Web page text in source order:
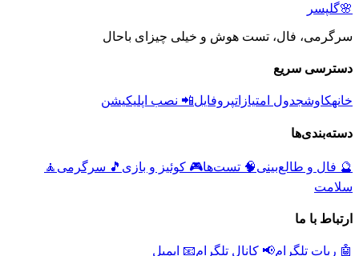
🌸گلپسر
سرگرمی، فال، تست هوش و خیلی چیزای باحال
دسترسی سریع
خانهکاوشجدول امتیازاتپروفایل📲 نصب اپلیکیشن
دسته‌بندی‌ها
🔮 فال و طالع‌بینی🧠 تست‌ها🎮 کوئیز و بازی 🎵 سرگرمی 🧘
سلامت
ارتباط با ما
🤖 ربات تلگرام📢 کانال تلگرام📧 ایمیل